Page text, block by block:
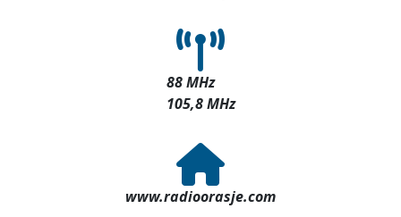
88 MHz
105,8 MHz
www.radioorasje.com